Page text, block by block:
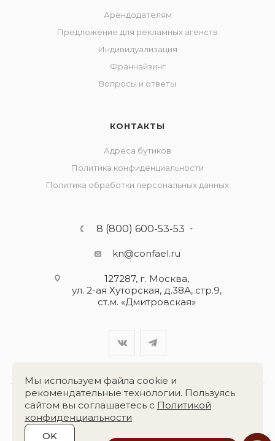
Арендодателям
Предложение для рекламных агенств
Индивидуализация
Франчайзинг
Вопросы и ответы
КОНТАКТЫ
Адреса бутиков
Политика конфиденциальности
Политика обработки персональных данных
8 (800) 600-53-53
kn@confael.ru
127287, г. Москва,
ул. 2-ая Хуторская, д.38А, стр.9,
ст.м. «Дмитровская»
Разработка сайта:
Мы используем файла cookie и
рекомендательные технологии. Пользуясь
сайтом вы соглашаетесь с Политикой
конфиденциальности
OK